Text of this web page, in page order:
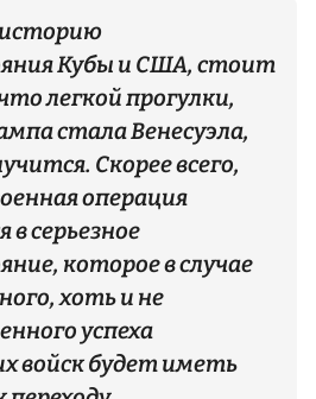
историю
Кубы и США, стоит
легкой прогулки,
стала Венесуэла,
Скорее всего,
операция
серьезное
которое в случае
хоть и не
успеха
войск будет иметь